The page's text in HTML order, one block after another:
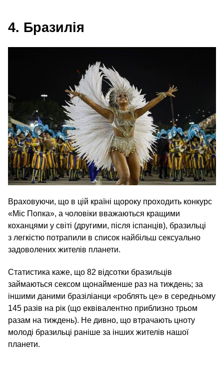
4. Бразилія
Враховуючи, що в цій країні щороку проходить конкурс
«Міс Попка», а чоловіки вважаються кращими
коханцями у світі (другими, після іспанців), бразильці
з легкістю потрапили в список найбільш сексуально
задоволених жителів планети.
Статистика каже, що 82 відсотки бразильців
займаються сексом щонайменше раз на тиждень; за
іншими даними бразіліанци «роблять це» в середньому
145 разів на рік (що еквівалентно приблизно трьом
разам на тиждень). Не дивно, що втрачають цноту
молоді бразильці раніше за інших жителів нашої
планети.